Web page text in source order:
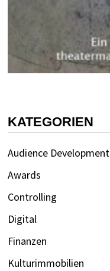
KATEGORIEN
Audience Development
Awards
Controlling
Digital
Finanzen
Kulturimmobilien